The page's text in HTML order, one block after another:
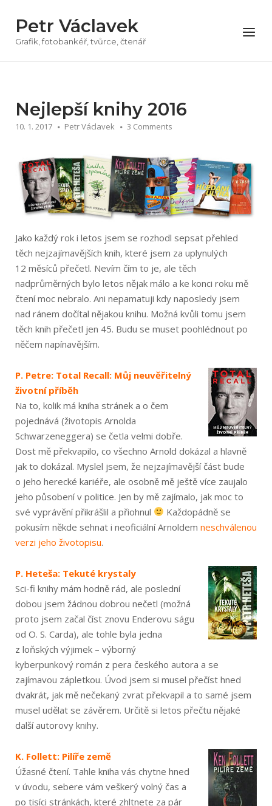
obsah
Petr Václavek
Grafik, fotobankéř, tvůrce, čtenář
Menu
Nejlepší knihy 2016
10. 1. 2017 Petr Václavek 3 Comments
Jako každý rok i letos jsem se rozhodl sepsat přehled
těch nejzajímavějších knih, které jsem za uplynulých
12 měsíců přečetl. Nevím čím to je, ale těch
nadprůměrných bylo letos nějak málo a ke konci roku mě
čtení moc nebralo. Ani nepamatuji kdy naposledy jsem
nad ránem dočítal nějakou knihu. Možná kvůli tomu jsem
těch knih přečetl jen 45. Budu se muset poohlédnout po
něčem napínavějším.
P. Petre: Total Recall: Můj neuvěřitelný
životní příběh
Na to, kolik má kniha stránek a o čem
pojednává (životopis Arnolda
Schwarzeneggera) se četla velmi dobře.
Dost mě překvapilo, co všechno Arnold dokázal a hlavně
jak to dokázal. Myslel jsem, že nejzajímavější část bude
o jeho herecké kariéře, ale osobně mě ještě více zaujalo
jeho působení v politice. Jen by mě zajímalo, jak moc to
své vyprávění přikrášlil a přiohnul
Každopádně se
pokusím někde sehnat i neoficiální Arnoldem neschválenou
verzi jeho životopisu.
P. Heteša: Tekuté krystaly
Sci-fi knihy mám hodně rád, ale poslední
dobou jsem žádnou dobrou nečetl (možná
proto jsem začal číst znovu Enderovu ságu
od O. S. Carda), ale tohle byla jedna
z loňských výjimek – výborný
kyberpunkový román z pera českého autora a se
zajímavou zápletkou. Úvod jsem si musel přečíst hned
dvakrát, jak mě nečekaný zvrat překvapil a to samé jsem
musel udělat se závěrem. Určitě si letos přečtu nějaké
další autorovy knihy.
K. Follett: Pilíře země
Úžasné čtení. Tahle kniha vás chytne hned
v úvodu, sebere vám veškerý volný čas a
po tisíci stránkách, které zhltnete za pár